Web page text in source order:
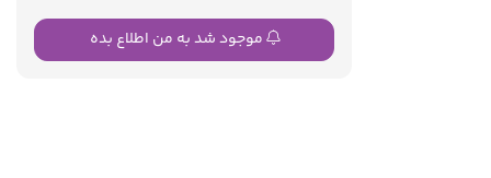
موجود شد به من اطلاع بده